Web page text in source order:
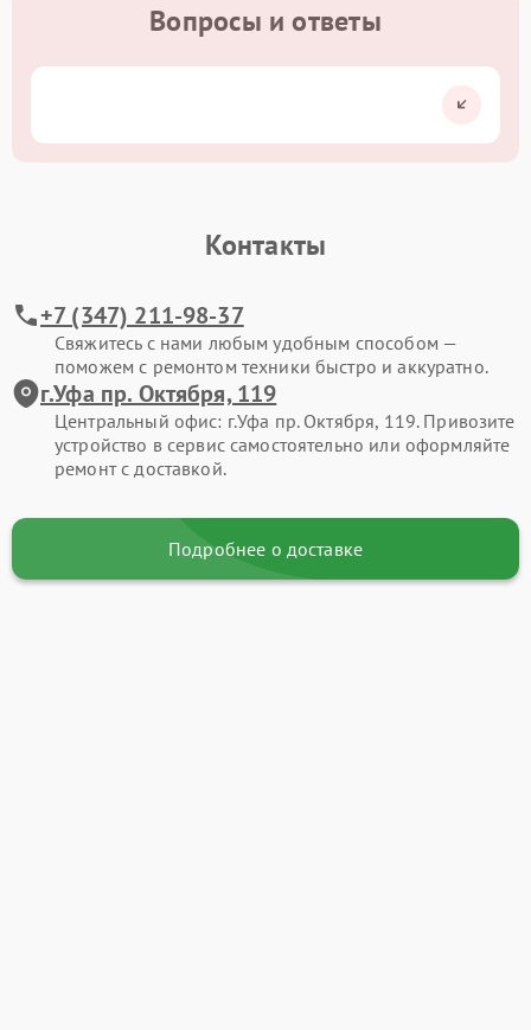
Вопросы и ответы
Контакты
+7 (347) 211-98-37
Свяжитесь с нами любым удобным способом —
поможем с ремонтом техники быстро и аккуратно.
г.Уфа пр. Октября, 119
Центральный офис: г.Уфа пр. Октября, 119. Привозите
устройство в сервис самостоятельно или оформляйте
ремонт с доставкой.
Подробнее о доставке